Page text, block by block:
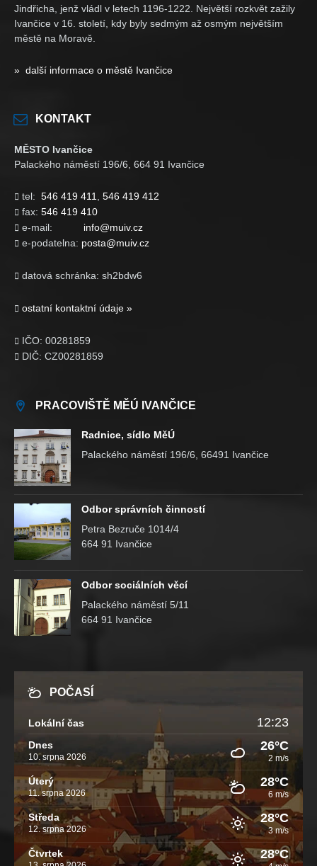
Jindřicha, jenž vládl v letech 1196-1222. Největší rozkvět zažily
Ivančice v 16. století, kdy byly sedmým až osmým největším
městě na Moravě.
» další informace o městě Ivančice
KONTAKT
MĚSTO Ivančice
Palackého náměstí 196/6, 664 91 Ivančice
 tel: 546 419 411 546 419 412
 fax: 546 419 410
 e-mail: info@muiv.cz
 e-podatelna: posta@muiv.cz
 datová schránka: sh2bdw6
 ostatní kontaktní údaje »
 IČO: 00281859
 DIČ: CZ00281859
PRACOVIŠTĚ MĚÚ IVANČICE
Radnice, sídlo MěÚ
Palackého náměstí 196/6, 66491 Ivančice
Odbor správních činností
Petra Bezruče 1014/4
664 91 Ivančice
Odbor sociálních věcí
Palackého náměstí 5/11
664 91 Ivančice
POČASÍ
Lokální čas 12:23
Dnes
10. srpna 2026
26°C
2 m/s
Úterý
11. srpna 2026
28°C
6 m/s
Středa
12. srpna 2026
28°C
3 m/s
Čtvrtek 28°C